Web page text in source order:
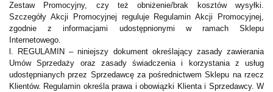
Zestaw Promocyjny, czy też obniżenie/brak kosztów wysyłki.
Szczegóły Akcji Promocyjnej reguluje Regulamin Akcji Promocyjnej,
zgodnie z informacjami udostępnionymi w ramach Sklepu
Internetowego.
l. REGULAMIN – niniejszy dokument określający zasady zawierania
Umów Sprzedaży oraz zasady świadczenia i korzystania z usług
udostępnianych przez Sprzedawcę za pośrednictwem Sklepu na rzecz
Klientów. Regulamin określa prawa i obowiązki Klienta i Sprzedawcy. W